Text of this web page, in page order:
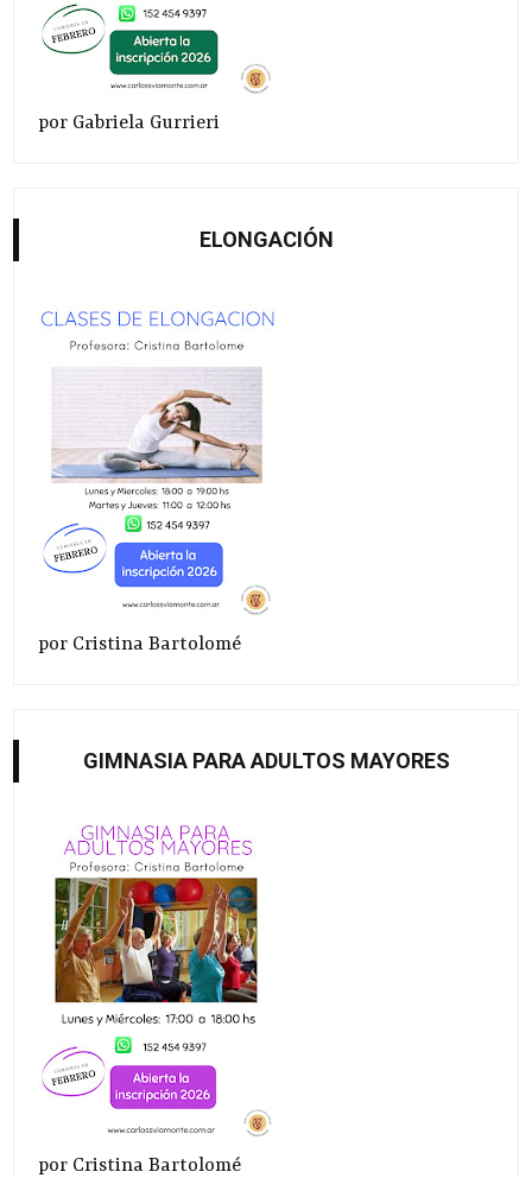
por Gabriela Gurrieri
ELONGACIÓN
por Cristina Bartolomé
GIMNASIA PARA ADULTOS MAYORES
por Cristina Bartolomé